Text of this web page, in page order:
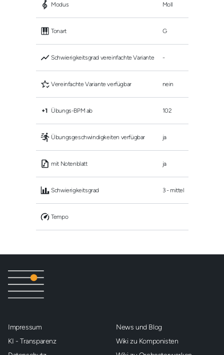
Modus Moll
Tonart G
Schwierigkeitsgrad vereinfachte Variante -
Vereinfachte Variante verfügbar nein
Übungs-BPM ab 102
Übungsgeschwindigkeiten verfügbar ja
mit Notenblatt ja
Schwierigkeitsgrad 3 - mittel
Tempo
Impressum
KI - Transparenz
News und Blog
Wiki zu Komponisten